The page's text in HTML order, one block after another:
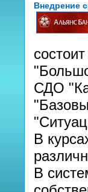
Внедрение
СДО
В
В